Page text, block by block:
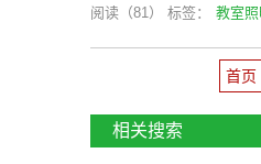
阅读（81） 标签： 教室
首页
相关搜索